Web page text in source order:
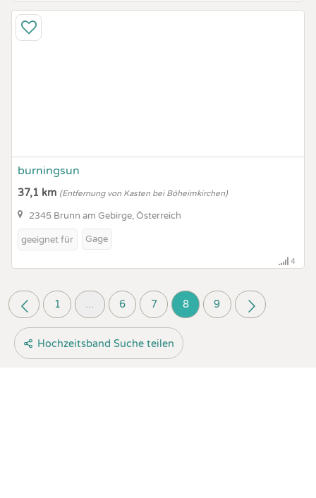
burningsun
37,1 km (Entfernung von Kasten bei Böheimkirchen)
2345 Brunn am Gebirge, Österreich
geeignet für Gage
4
1 ... 6 7 8 9
Hochzeitsband Suche teilen